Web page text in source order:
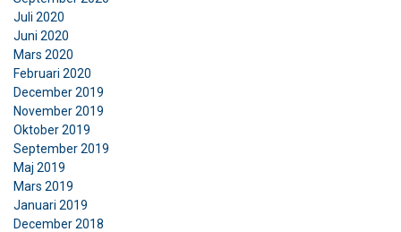
Juli 2020
Juni 2020
Mars 2020
Februari 2020
December 2019
November 2019
Oktober 2019
September 2019
Maj 2019
Mars 2019
Januari 2019
December 2018